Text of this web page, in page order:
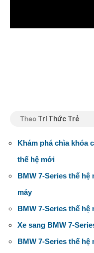
Theo Trí Thức Trẻ
Khám phá chìa khóa
thế hệ mới
BMW 7-Series thế
máy
BMW 7-Series thế
Xe sang BMW 7-
BMW 7-Series thế